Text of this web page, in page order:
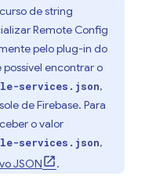
de string
Remote Config
pelo plug-in do
possível encontrar o
services.json,
deFirebase. Para
o valor
services.json,
JSON .